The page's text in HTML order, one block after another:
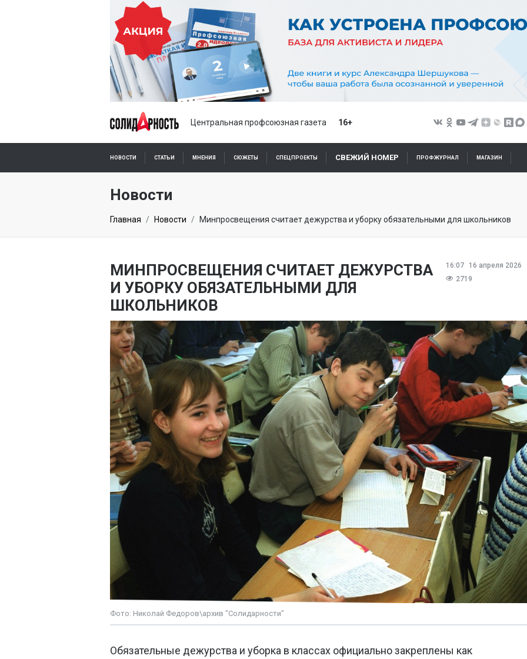
Центральная профсоюзная газета 16+
НОВОСТИ СТАТЬИ МНЕНИЯ СЮЖЕТЫ СПЕЦПРОЕКТЫ СВЕЖИЙ НОМЕР ПРОФЖУРНАЛ МАГАЗИН
ПОДПИСКА ОНЛАЙН
Новости
Главная Новости Минпросвещения считает дежурства и уборку обязательными для школьников
16:07 16 апреля 2026
2719
МИНПРОСВЕЩЕНИЯ СЧИТАЕТ ДЕЖУРСТВА
И УБОРКУ ОБЯЗАТЕЛЬНЫМИ ДЛЯ
ШКОЛЬНИКОВ
Фото: Николай Федоров\архив "Солидарности"
Обязательные дежурства и уборка в классах официально закреплены как